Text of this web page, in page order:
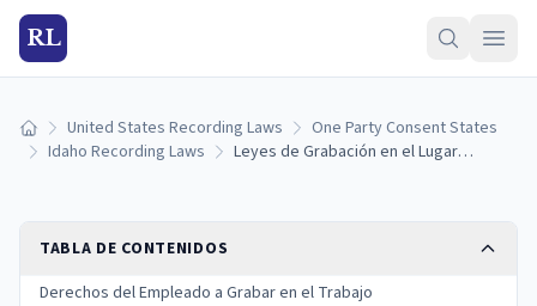
RL
Inicio United States Recording Laws
One Party Consent States
Idaho Recording Laws
Leyes de Grabación en el Lugar de Trabajo de Idaho: Derechos del Empleado y del Empleador (2026)
TABLA DE CONTENIDOS
Derechos del Empleado a Grabar en el Trabajo